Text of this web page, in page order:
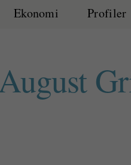
Ekonomi Profiler